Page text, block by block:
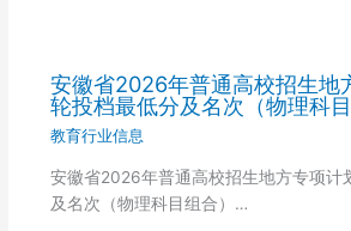
安徽省2026年普通高校招生地
轮投档最低分及名次（物理科目
教育行业信息
安徽省2026年普通高校招生地方专项计
及名次（物理科目组合）…